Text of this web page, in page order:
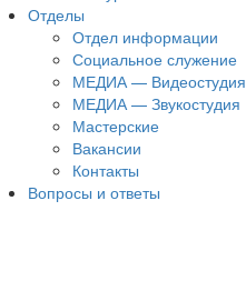
Отделы
Отдел информации
Социальное служение
МЕДИА — Видеостудия
МЕДИА — Звукостудия
Мастерские
Вакансии
Контакты
Вопросы и ответы